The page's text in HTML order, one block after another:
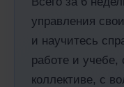
управления
и научитесь
работе и
коллективе, с